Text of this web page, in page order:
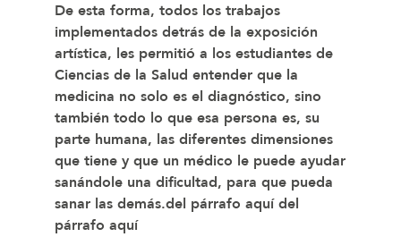
De esta forma, todos los trabajos
implementados detrás de la exposición
artística, les permitió a los estudiantes de
Ciencias de la Salud entender que la
medicina no solo es el diagnóstico, sino
también todo lo que esa persona es, su
parte humana, las diferentes dimensiones
que tiene y que un médico le puede ayudar
sanándole una dificultad, para que pueda
sanar las demás.del párrafo aquí del
párrafo aquí